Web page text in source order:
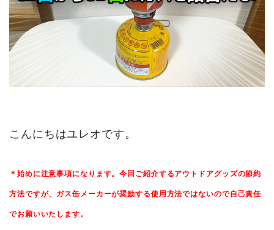
こんにちはユレオです。
＊始めに注意事項になります。今回ご紹介するアウトドアグッズの節約
方法ですが、ガス缶メーカーが奨励する使用方法ではないので自己責任
でお願いいたします。